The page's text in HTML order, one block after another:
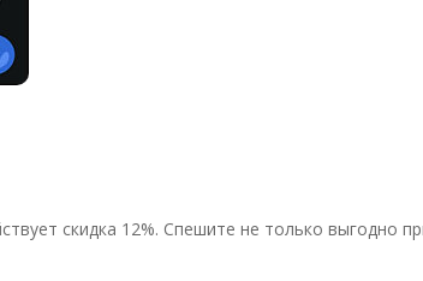
скидка 12%. Спешите не только выгодно